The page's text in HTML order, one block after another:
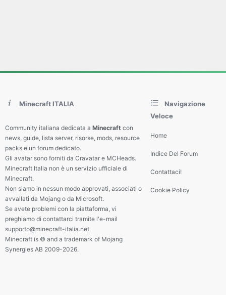
Minecraft ITALIA
Community italiana dedicata a Minecraft con
news, guide, lista server, risorse, mods, resource
packs e un forum dedicato.
Gli avatar sono forniti da Cravatar e MCHeads.
Minecraft Italia non è un servizio ufficiale di
Minecraft.
Non siamo in nessun modo approvati, associati o
avvallati da Mojang o da Microsoft.
Se avete problemi con la piattaforma, vi
preghiamo di contattarci tramite l'e-mail
supporto@minecraft-italia.net
Minecraft is © and a trademark of Mojang
Synergies AB 2009-2026.
Navigazione
Veloce
Home
Indice Del Forum
Contattaci!
Cookie Policy